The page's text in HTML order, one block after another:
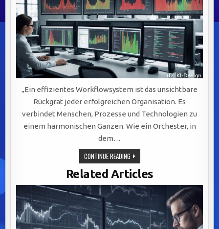
„Ein effizientes Workflowsystem ist das unsichtbare
Rückgrat jeder erfolgreichen Organisation. Es
verbindet Menschen, Prozesse und Technologien zu
einem harmonischen Ganzen. Wie ein Orchester, in
dem…
CONTINUE READINGEFFIZIENTE
WORKFLOWSYSTEME:
DER
SCHLÜSSEL
ZU
ERFOLGREICHER
KOMMUNIKATION
AGILER
Related Articles